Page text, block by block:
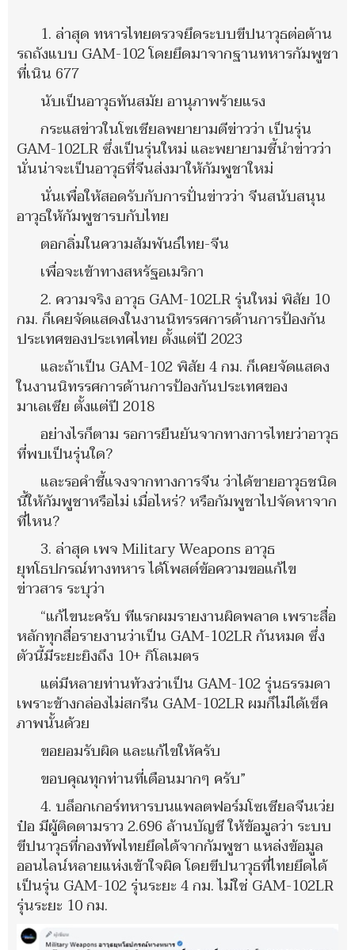
1. ล่าสุด ทหารไทยตรวจยึดระบบขีปนาวุธต่อต้าน
รถถังแบบ GAM-102 โดยยึดมาจากฐานทหารกัมพูชา
ที่เนิน 677
นับเป็นอาวุธทันสมัย อานุภาพร้ายแรง
กระแสข่าวในโซเชียลพยายามตีข่าวว่า เป็นรุ่น
GAM-102LR ซึ่งเป็นรุ่นใหม่ และพยายามชี้นำข่าวว่า
นั่นน่าจะเป็นอาวุธที่จีนส่งมาให้กัมพูชาใหม่
นั่นเพื่อให้สอดรับกับการปั่นข่าวว่า จีนสนับสนุน
อาวุธให้กัมพูชารบกับไทย
ตอกลิ่มในความสัมพันธ์ไทย-จีน
เพื่อจะเข้าทางสหรัฐอเมริกา
2. ความจริง อาวุธ GAM-102LR รุ่นใหม่ พิสัย 10
กม. ก็เคยจัดแสดงในงานนิทรรศการด้านการป้องกัน
ประเทศของประเทศไทย ตั้งแต่ปี 2023
และถ้าเป็น GAM-102 พิสัย 4 กม. ก็เคยจัดแสดง
ในงานนิทรรศการด้านการป้องกันประเทศของ
มาเลเซีย ตั้งแต่ปี 2018
อย่างไรก็ตาม รอการยืนยันจากทางการไทยว่าอาวุธ
ที่พบเป็นรุ่นใด?
และรอคำชี้แจงจากทางการจีน ว่าได้ขายอาวุธชนิด
นี้ให้กัมพูชาหรือไม่ เมื่อไหร่? หรือกัมพูชาไปจัดหาจาก
ที่ไหน?
3. ล่าสุด เพจ Military Weapons อาวุธ
ยุทโธปกรณ์ทางทหาร ได้โพสต์ข้อความขอแก้ไข
ข่าวสาร ระบุว่า
“แก้ไขนะครับ ทีแรกผมรายงานผิดพลาด เพราะสื่อ
หลักทุกสื่อรายงานว่าเป็น GAM-102LR กันหมด ซึ่ง
ตัวนี้มีระยะยิงถึง 10+ กิโลเมตร
แต่มีหลายท่านท้วงว่าเป็น GAM-102 รุ่นธรรมดา
เพราะข้างกล่องไม่สกรีน GAM-102LR ผมก็ไม่ได้เช็ค
ภาพนั้นด้วย
ขอยอมรับผิด และแก้ไขให้ครับ
ขอบคุณทุกท่านที่เตือนมากๆ ครับ”
4. บล็อกเกอร์ทหารบนแพลตฟอร์มโซเชียลจีนเว่ย
ป๋อ มีผู้ติดตามราว 2.696 ล้านบัญชี ให้ข้อมูลว่า ระบบ
ขีปนาวุธที่กองทัพไทยยึดได้จากกัมพูชา แหล่งข้อมูล
ออนไลน์หลายแห่งเข้าใจผิด โดยขีปนาวุธที่ไทยยึดได้
เป็นรุ่น GAM-102 รุ่นระยะ 4 กม. ไม่ใช่ GAM-102LR
รุ่นระยะ 10 กม.